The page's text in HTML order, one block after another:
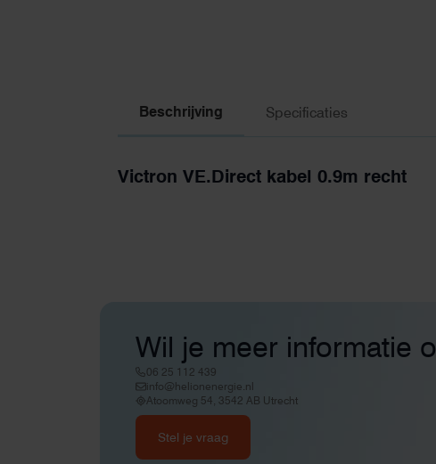
Beschrijving Specificaties
Victron VE.Direct kabel 0.9m recht
Wil je meer informatie
06 25 112 439
info@helionenergie.nl
Atoomweg 54, 3542 AB Utrecht
Stel je vraag